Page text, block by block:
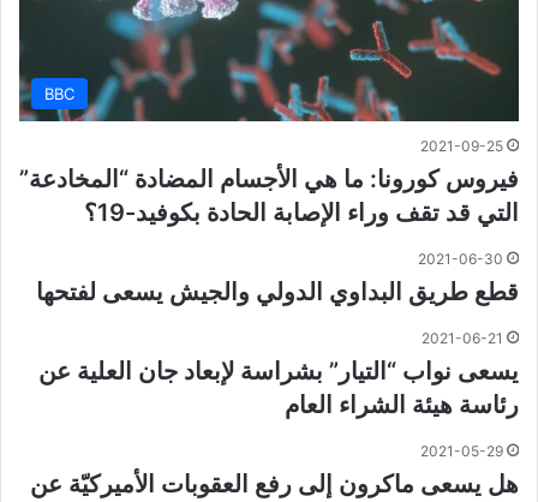
BBC
2021-09-25
فيروس كورونا: ما هي الأجسام المضادة “المخادعة”
التي قد تقف وراء الإصابة الحادة بكوفيد-19؟
2021-06-30
قطع طريق البداوي الدولي والجيش يسعى لفتحها
2021-06-21
يسعى نواب “التيار” بشراسة لإبعاد جان العلية عن
رئاسة هيئة ‏الشراء العام
2021-05-29
هل يسعى ماكرون إلى رفع العقوبات الأميركيّة عن